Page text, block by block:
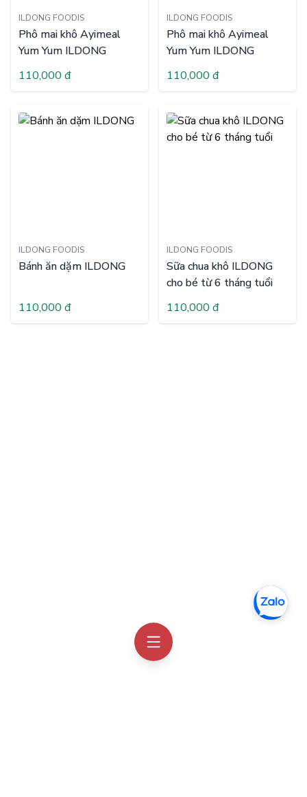
ILDONG FOODIS
Phô mai khô Ayimeal
Yum Yum ILDONG
110,000 đ
ILDONG FOODIS
Phô mai khô Ayimeal
Yum Yum ILDONG
110,000 đ
ILDONG FOODIS
Bánh ăn dặm ILDONG
110,000 đ
ILDONG FOODIS
Sữa chua khô ILDONG
cho bé từ 6 tháng tuổi
110,000 đ